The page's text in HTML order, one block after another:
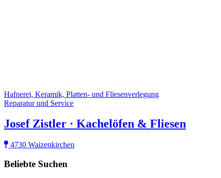
Hafnerei, Keramik, Platten- und Fliesenverlegung
Reparatur und Service
Josef Zistler · Kachelöfen & Fliesen
4730 Waizenkirchen
Beliebte Suchen